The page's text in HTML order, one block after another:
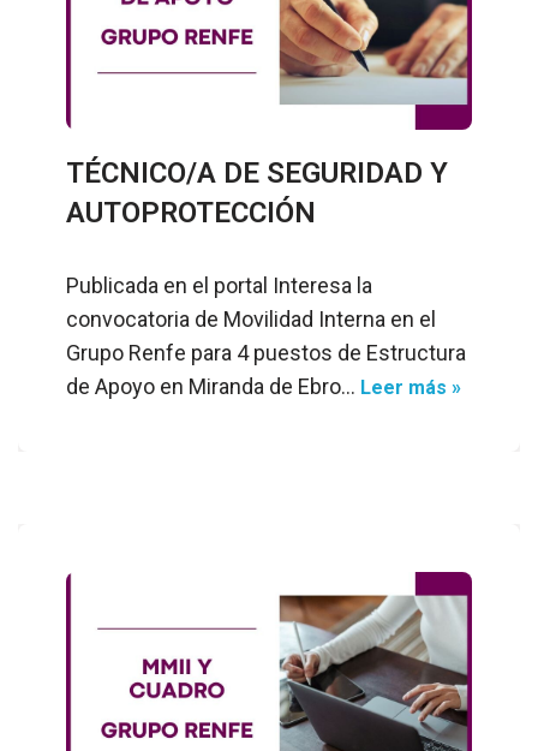
TÉCNICO/A DE SEGURIDAD Y
AUTOPROTECCIÓN
Publicada en el portal Interesa la
convocatoria de Movilidad Interna en el
Grupo Renfe para 4 puestos de Estructura
de Apoyo en Miranda de Ebro… Leer más »